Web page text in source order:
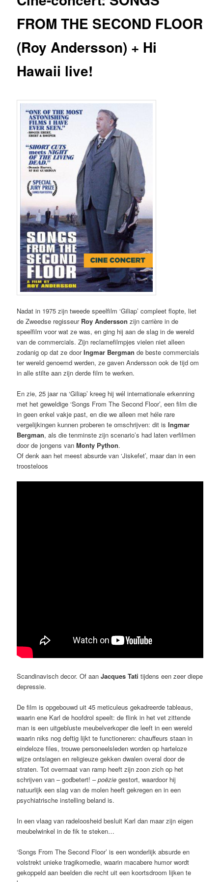
FROM THE SECOND FLOOR
(Roy Andersson) + Hi
Hawaii live!
Nadat in 1975 zijn tweede speelfilm ‘Giliap’ compleet flopte, liet
de Zweedse regisseur Roy Andersson zijn carrière in de
speelfilm voor wat ze was, en ging hij aan de slag in de wereld
van de commercials. Zijn reclamefilmpjes vielen niet alleen
zodanig op dat ze doorIngmar Bergman de beste commercials
ter wereld genoemd werden, ze gaven Andersson ook de tijd om
in alle stilte aan zijn derde film te werken.
En zie, 25 jaar na ‘Giliap’ kreeg hij wél internationale erkenning
met het geweldige ‘Songs From The Second Floor’, een film die
in geen enkel vakje past, en die we alleen met héle rare
vergelijkingen kunnen proberen te omschrijven: dit isIngmar
Bergman, als die tenminste zijn scenario’s had laten verfilmen
door de jongens vanMonty Python.
Of denk aan het meest absurde van ‘Jiskefet’, maar dan in een
troosteloos
Scandinavisch decor. Of aanJacques Tati tijdens een zeer diepe
depressie.
De film is opgebouwd uit 45 meticuleus gekadreerde tableaus,
waarin ene Karl de hoofdrol speelt: de flink in het vet zittende
man is een uitgebluste meubelverkoper die leeft in een wereld
waarin niks nog deftig lijkt te functioneren: chauffeurs staan in
eindeloze files, trouwe personeelsleden worden op harteloze
wijze ontslagen en religieuze gekken dwalen overal door de
straten. Tot overmaat van ramp heeft zijn zoon zich op het
schrijven van – godbetert! –poëzie gestort, waardoor hij
natuurlijk een slag van de molen heeft gekregen en in een
psychiatrische instelling beland is.
In een vlaag van radeloosheid besluit Karl dan maar zijn eigen
meubelwinkel in de fik te steken…
‘Songs From The Second Floor’ is een wonderlijk absurde en
volstrekt unieke tragikomedie, waarin macabere humor wordt
gekoppeld aan beelden die recht uit een koortsdroom lijken te